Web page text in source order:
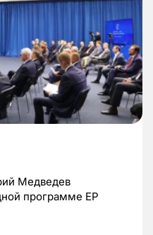
Медведев
программе ЕР